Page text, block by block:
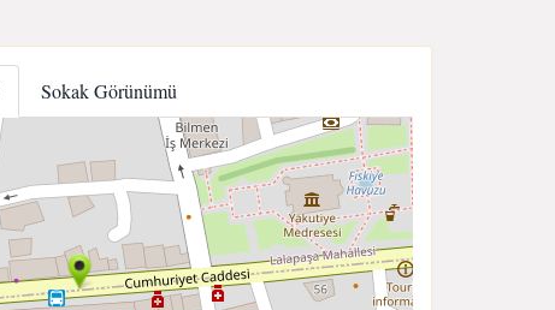
Sokak Görünümü